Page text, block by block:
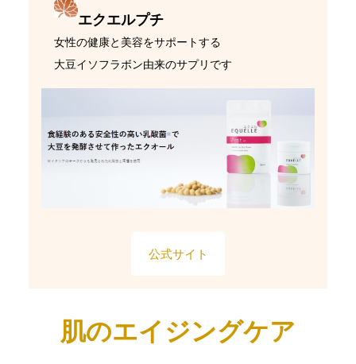
エクエルプチ
女性の健康と美容をサポートする
大豆イソフラボン由来のサプリです
公式サイト
肌のエイジングケア